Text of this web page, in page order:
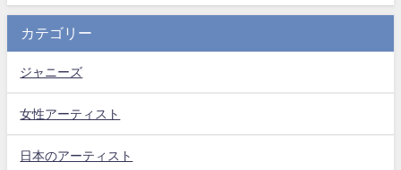
カテゴリー
ジャニーズ
女性アーティスト
日本のアーティスト